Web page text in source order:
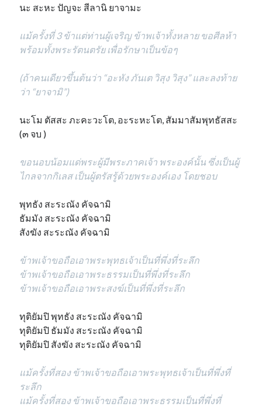
นะ สะหะ ปัญจะ สีลานิ ยาจามะ
แม้ครั้งที่ 3 ข้าแต่ท่านผู้เจริญ ข้าพเจ้าทั้งหลาย ขอศีลห้า
พร้อมทั้งพระรัตนตรัย เพื่อรักษาเป็นข้อๆ
(ถ้าคนเดียวขึ้นต้นว่า “อะหัง ภันเต วิสุง วิสุง” และลงท้าย
ว่า “ยาจามิ”)
นะโม ตัสสะ ภะคะวะโต, อะระหะโต, สัมมาสัมพุทธัสสะ
(๓ จบ )
ขอนอบน้อมแด่พระผู้มีพระภาคเจ้า พระองค์นั้น ซึ่งเป็นผู้
ไกลจากกิเลส เป็นผู้ตรัสรู้ด้วยพระองค์เอง โดยชอบ
พุทธัง สะระณัง คัจฉามิ
ธัมมัง สะระณัง คัจฉามิ
สังฆัง สะระณัง คัจฉามิ
ข้าพเจ้าขอถือเอาพระพุทธเจ้าเป็นที่พึ่งที่ระลึก
ข้าพเจ้าขอถือเอาพระธรรมเป็นที่พึ่งที่ระลึก
ข้าพเจ้าขอถือเอาพระสงฆ์เป็นที่พึ่งที่ระลึก
ทุติยัมปิ พุทธัง สะระณัง คัจฉามิ
ทุติยัมปิ ธัมมัง สะระณัง คัจฉามิ
ทุติยัมปิ สังฆัง สะระณัง คัจฉามิ
แม้ครั้งที่สอง ข้าพเจ้าขอถือเอาพระพุทธเจ้าเป็นที่พึ่งที่
ระลึก
แม้ครั้งที่สอง ข้าพเจ้าขอถือเอาพระธรรมเป็นที่พึ่งที่